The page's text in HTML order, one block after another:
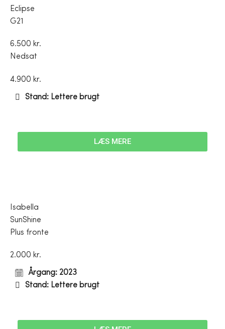
Eclipse
G21
6.500 kr.
Nedsat
4.900 kr.
Stand: Lettere brugt
LÆS MERE
Isabella
SunShine
Plus fronte
2.000 kr.
Årgang: 2023
Stand: Lettere brugt